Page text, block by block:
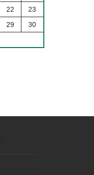
22
23
29
30